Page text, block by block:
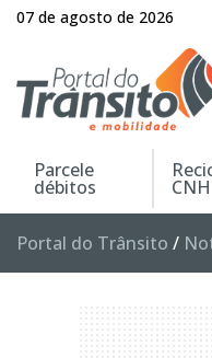
07 de agosto de 2026
Parcele
débitos CNH
Portal do Trânsito /